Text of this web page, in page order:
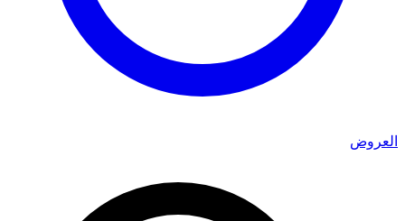
العروض